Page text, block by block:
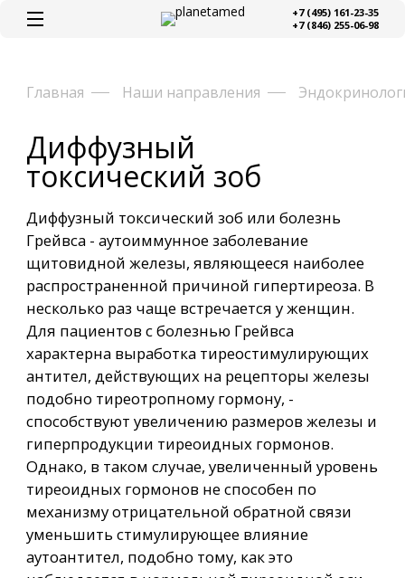
+7 (495) 161-23-35
+7 (846) 255-06-98
Главная Наши направления
Диффузный
токсический зоб
Диффузный токсический зоб или болезнь
Грейвса - аутоиммунное заболевание
щитовидной железы, являющееся наиболее
распространенной причиной гипертиреоза. В
несколько раз чаще встречается у женщин.
Для пациентов с болезнью Грейвса
характерна выработка тиреостимулирующих
антител, действующих на рецепторы железы
подобно тиреотропному гормону, -
способствуют увеличению размеров железы и
гиперпродукции тиреоидных гормонов.
Однако, в таком случае, увеличенный уровень
тиреоидных гормонов не способен по
механизму отрицательной обратной связи
уменьшить стимулирующее влияние
аутоантител, подобно тому, как это